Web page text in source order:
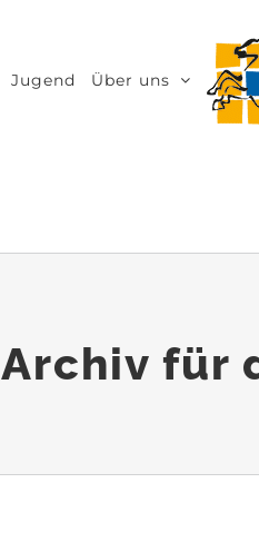
Jugend Über uns
Archiv für